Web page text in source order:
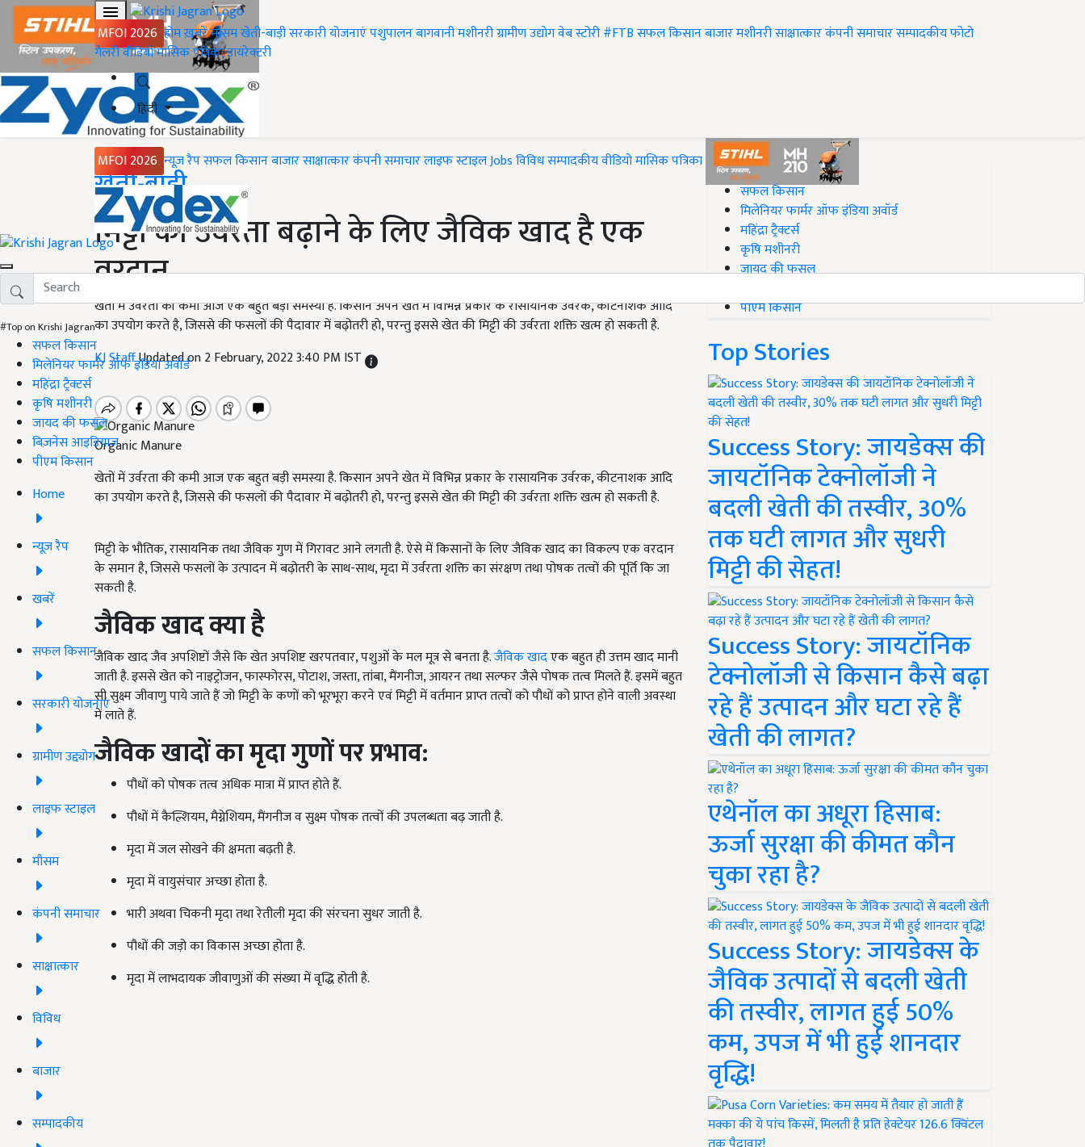
MFOI 2026 होमख़बरेंमौसमखेती-बाड़ीसरकारी योजनाएंपशुपालनबागवानीमशीनरीग्रामीण उद्योगवेब स्टोरी#FTBसफल किसानबाजारमशीनरीसाक्षात्कारकंपनी समाचारसम्पादकीयफोटो
गैलरीवीडियोमासिक पत्रिकाडायरेक्टरी
हिंदी
MFOI 2026 न्यूज़ रैपसफल किसानबाजारसाक्षात्कारकंपनी समाचारलाइफ स्टाइलJobsविविधसम्पादकीयवीडियोमासिक पत्रिका
#Top on Krishi Jagran
सफल किसान
मिलेनियर फार्मर ऑफ इंडिया अवॉर्ड
महिंद्रा ट्रैक्टर्स
कृषि मशीनरी
जायद की फसल
बिज़नेस आइडियाज
पीएम किसान
Home
न्यूज़ रैप
खबरें
सफल किसान
सरकारी योजनाएं
ग्रामीण उद्द्योग
लाइफ स्टाइल
मौसम
कंपनी समाचार
साक्षात्कार
विविध
बाजार
सम्पादकीय
Home
खेती-बाड़ी
मिट्टी की उर्वरता बढ़ाने के लिए जैविक खाद है एक
वरदान
खेतों में उर्वरता की कमी आज एक बहुत बड़ी समस्या है. किसान अपने खेत में विभिन्न प्रकार के रासायनिक उर्वरक, कीटनाशक आदि
का उपयोग करते है, जिससे की फसलों की पैदावार में बढ़ोतरी हो, परन्तु इससे खेत की मिट्टी की उर्वरता शक्ति खत्म हो सकती है.
KJ StaffUpdated on 2 February, 2022 3:40 PM IST
Organic Manure
खेतों में उर्वरता की कमी आज एक बहुत बड़ी समस्या है. किसान अपने खेत में विभिन्न प्रकार के रासायनिक उर्वरक, कीटनाशक आदि
का उपयोग करते है, जिससे की फसलों की पैदावार में बढ़ोतरी हो, परन्तु इससे खेत की मिट्टी की उर्वरता शक्ति खत्म हो सकती है.
मिट्टी के भौतिक, रासायनिक तथा जैविक गुण में गिरावट आने लगती है. ऐसे में किसानों के लिए जैविक खाद का विकल्प एक वरदान
के समान है, जिससे फसलों के उत्पादन में बढ़ोतरी के साथ-साथ, मृदा में उर्वरता शक्ति का संरक्षण तथा पोषक तत्वों की पूर्ति कि जा
सकती है.
जैविक खाद क्या है
जैविक खाद जैव अपशिष्टों जैसे कि खेत अपशिष्ट खरपतवार, पशुओं के मल मूत्र से बनता है.जैविक खादएक बहुत ही उत्तम खाद मानी
जाती है. इससे खेत को नाइट्रोजन, फास्फोरस, पोटाश, जस्ता, तांबा, मैंगनीज, आयरन तथा सल्फर जैसे पोषक तत्व मिलते हैं. इसमें बहुत
सी सुक्ष्म जीवाणु पाये जाते हैं जो मिट्टी के कणों को भूरभूरा करने एवं मिट्टी में वर्तमान प्राप्त तत्वों को पौधों को प्राप्त होने वाली अवस्था
में लाते हैं.
जैविक खादों का मृदा गुणों पर प्रभाव:
पौधों को पोषक तत्व अधिक मात्रा में प्राप्त होते हैं.
पौधों में कैल्शियम, मैग्नेशियम, मैंगनीज व सुक्ष्म पोषक तत्वों की उपलब्धता बढ़ जाती है.
मृदा में जल सोखने की क्षमता बढ़ती है.
मृदा में वायुसंचार अच्छा होता है.
भारी अथवा चिकनी मृदा तथा रेतीली मृदा की संरचना सुधर जाती है.
पौधों की जड़ो का विकास अच्छा होता है.
मृदा में लाभदायक जीवाणुओं की संख्या में वृद्धि होती है.
#Top on Krishi Jagran
सफल किसान
मिलेनियर फार्मर ऑफ इंडिया अवॉर्ड
महिंद्रा ट्रैक्टर्स
कृषि मशीनरी
जायद की फसल
पीएम किसान
Top Stories
Success Story: जायडेक्स की
जायटॉनिक टेक्नोलॉजी ने
बदली खेती की तस्वीर, 30%
तक घटी लागत और सुधरी
मिट्टी की सेहत!
Success Story: जायटॉनिक
टेक्नोलॉजी से किसान कैसे बढ़ा
रहे हैं उत्पादन और घटा रहे हैं
खेती की लागत?
एथेनॉल का अधूरा हिसाब:
ऊर्जा सुरक्षा की कीमत कौन
चुका रहा है?
Success Story: जायडेक्स के
जैविक उत्पादों से बदली खेती
की तस्वीर, लागत हुई 50%
कम, उपज में भी हुई शानदार
वृद्धि!